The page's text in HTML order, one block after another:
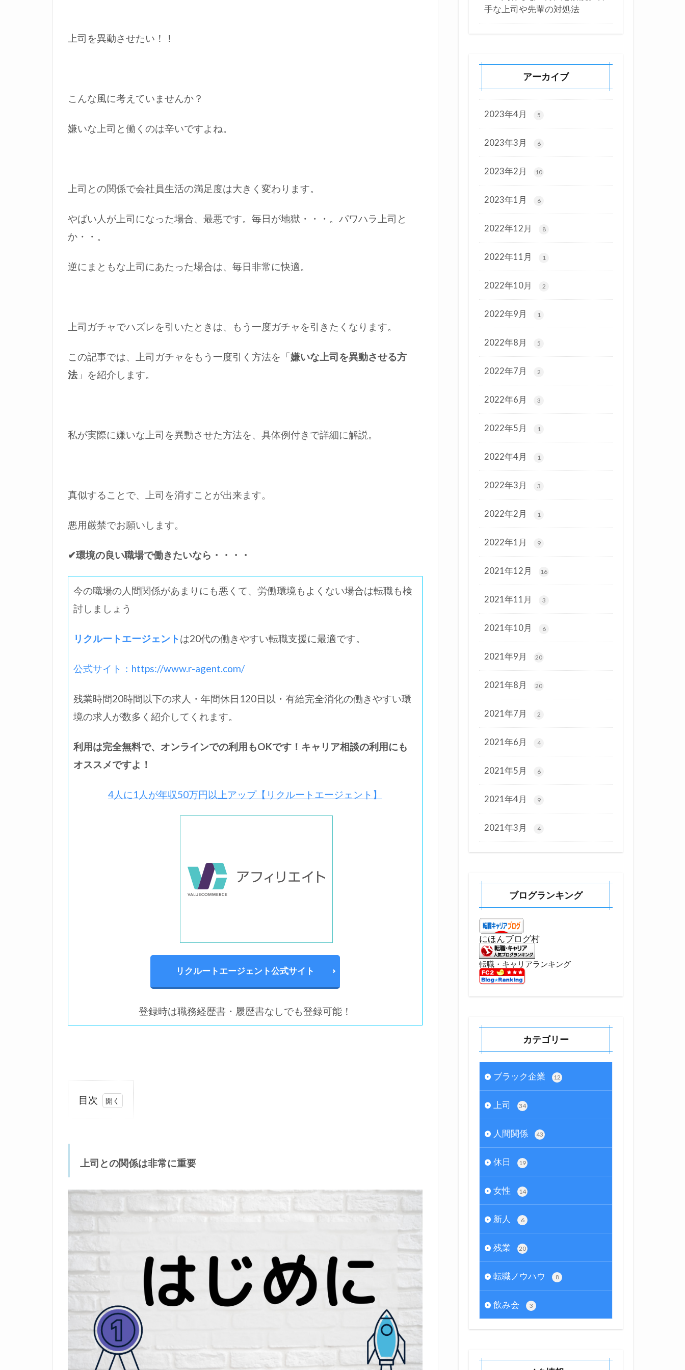
上司を異動させたい！！
こんな風に考えていませんか？
嫌いな上司と働くのは辛いですよね。
上司との関係で会社員生活の満足度は大きく変わります。
やばい人が上司になった場合、最悪です。毎日が地獄・・・。パワハラ上司と
か・・。
逆にまともな上司にあたった場合は、毎日非常に快適。
上司ガチャでハズレを引いたときは、もう一度ガチャを引きたくなります。
この記事では、上司ガチャをもう一度引く方法を「嫌いな上司を異動させる方
法」を紹介します。
私が実際に嫌いな上司を異動させた方法を、具体例付きで詳細に解説。
真似することで、上司を消すことが出来ます。
悪用厳禁でお願いします。
✔環境の良い職場で働きたいなら・・・・
今の職場の人間関係があまりにも悪くて、労働環境もよくない場合は転職も検
討しましょう
リクルートエージェントは20代の働きやすい転職支援に最適です。
公式サイト：https://www.r-agent.com/
残業時間20時間以下の求人・年間休日120日以・有給完全消化の働きやすい環
境の求人が数多く紹介してくれます。
利用は完全無料で、オンラインでの利用もOKです！キャリア相談の利用にも
オススメですよ！
4人に1人が年収50万円以上アップ【リクルートエージェント】
リクルートエージェント公式サイト
登録時は職務経歴書・履歴書なしでも登録可能！
目次
1
と
の
係
常
要
2
な
上司との関係は非常に重要
手な上司や先輩の対処法
アーカイブ
2023年4月 5
2023年3月 6
2023年2月 10
2023年1月 6
2022年12月 8
2022年11月 1
2022年10月 2
2022年9月 1
2022年8月 5
2022年7月 2
2022年6月 3
2022年5月 1
2022年4月 1
2022年3月 3
2022年2月 1
2022年1月 9
2021年12月 16
2021年11月 3
2021年10月 6
2021年9月 20
2021年8月 20
2021年7月 2
2021年6月 4
2021年5月 6
2021年4月 9
2021年3月 4
ブログランキング
にほんブログ村
転職・キャリアランキング
カテゴリー
ブラック企業 12
上司 34
人間関係 43
休日 19
女性 14
新人 6
残業 20
転職ノウハウ 8
飲み会 3